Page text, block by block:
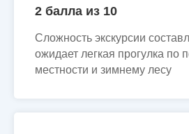
2 балла из 10
Сложность экскурсии
ожидает легкая прогулка по
местности и зимнему лесу